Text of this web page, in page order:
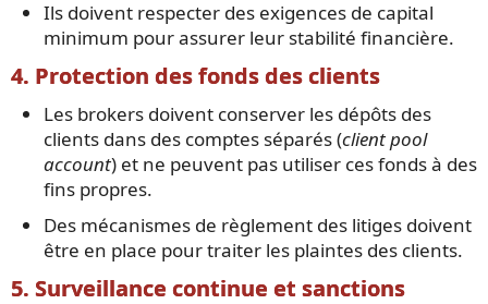
Ils doivent respecter des exigences de capital
minimum pour assurer leur stabilité financière.
4. Protection des fonds des clients
Les brokers doivent conserver les dépôts des
clients dans des comptes séparés (client pool
account) et ne peuvent pas utiliser ces fonds à des
fins propres.
Des mécanismes de règlement des litiges doivent
être en place pour traiter les plaintes des clients.
5. Surveillance continue et sanctions